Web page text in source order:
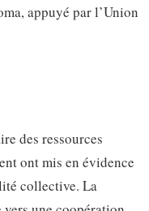
appuyé par l’Union
des ressources
ont mis en évidence
collective. La